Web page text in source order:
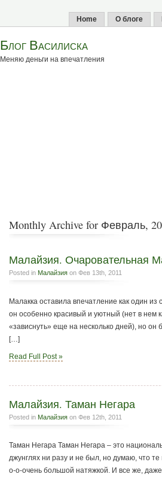
Home О блоге
Блог Василиска
Меняю деньги на впечатления
Monthly Archive for Февраль,
Малайзия. Очаровательная
Posted in Малайзия on Фев 13th, 2011
Малакка оставила впечатление как один
он особенно красивый и уютный (нет в нем
«зависнуть» еще на несколько дней), но
[…]
Read Full Post »
Малайзия. Таман Негара
Posted in Малайзия on Фев 12th, 2011
Таман Негара Таман Негара – это
джунглях ни разу и не был, но думаю, что
о-о-очень большой натяжкой. И все же,